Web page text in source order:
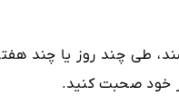
طی چند روز یا چند
خود صحبت کنید.